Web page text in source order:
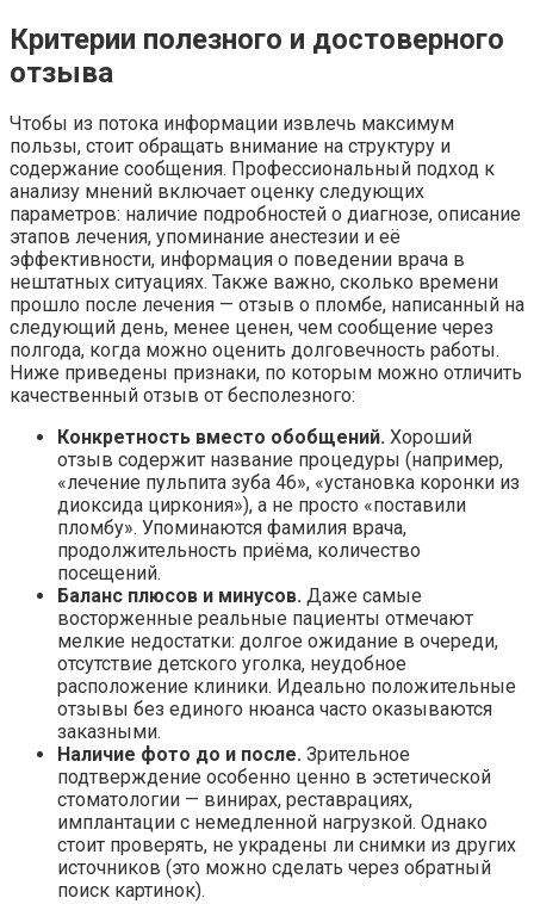
Критерии полезного и достоверного
отзыва
Чтобы из потока информации извлечь максимум
пользы, стоит обращать внимание на структуру и
содержание сообщения. Профессиональный подход к
анализу мнений включает оценку следующих
параметров: наличие подробностей о диагнозе, описание
этапов лечения, упоминание анестезии и её
эффективности, информация о поведении врача в
нештатных ситуациях. Также важно, сколько времени
прошло после лечения — отзыв о пломбе, написанный на
следующий день, менее ценен, чем сообщение через
полгода, когда можно оценить долговечность работы.
Ниже приведены признаки, по которым можно отличить
качественный отзыв от бесполезного:
Конкретность вместо обобщений. Хороший
отзыв содержит название процедуры (например,
«лечение пульпита зуба 46», «установка коронки из
диоксида циркония»), а не просто «поставили
пломбу». Упоминаются фамилия врача,
продолжительность приёма, количество
посещений.
Баланс плюсов и минусов. Даже самые
восторженные реальные пациенты отмечают
мелкие недостатки: долгое ожидание в очереди,
отсутствие детского уголка, неудобное
расположение клиники. Идеально положительные
отзывы без единого нюанса часто оказываются
заказными.
Наличие фото до и после. Зрительное
подтверждение особенно ценно в эстетической
стоматологии — винирах, реставрациях,
имплантации с немедленной нагрузкой. Однако
стоит проверять, не украдены ли снимки из других
источников (это можно сделать через обратный
поиск картинок).